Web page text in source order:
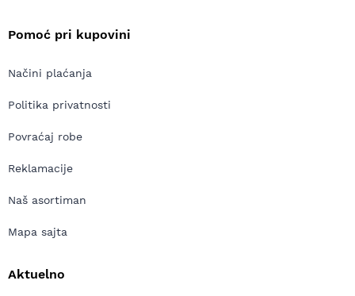
Pomoć pri kupovini
Načini plaćanja
Politika privatnosti
Povraćaj robe
Reklamacije
Naš asortiman
Mapa sajta
Aktuelno